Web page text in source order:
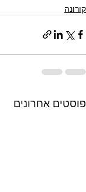
קורונה
פוסטים אחרונים